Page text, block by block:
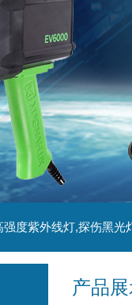
度紫外线灯,探伤黑光
产品